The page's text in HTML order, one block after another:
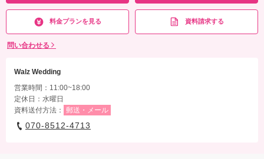
料金プランを見る 資料請求する
問い合わせる
Walz Wedding
営業時間：11:00~18:00
定休日：水曜日
資料送付方法：
郵送・メール
070-8512-4713